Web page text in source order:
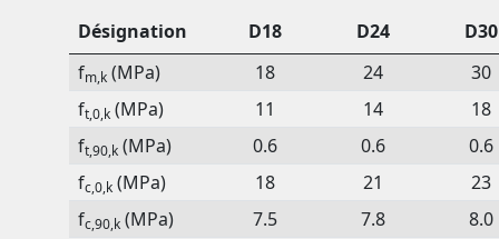
Désignation D18 D24
D30
fm,k (MPa) 18 24
30
ft,0,k (MPa) 11 14
18
ft,90,k (MPa) 0.6 0.6
0.6
fc,0,k (MPa) 18 21
23
fc,90,k (MPa) 7.5 7.8
8.0